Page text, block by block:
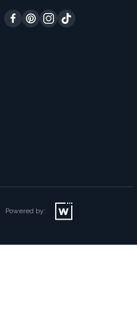
FacebookPinterestInstagram
Powered by: